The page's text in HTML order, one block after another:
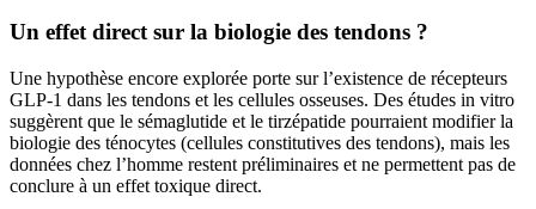
Un effet direct sur la biologie des tendons ?
Une hypothèse encore explorée porte sur l’existence de récepteurs
GLP-1 dans les tendons et les cellules osseuses. Des études in vitro
suggèrent que le sémaglutide et le tirzépatide pourraient modifier la
biologie des ténocytes (cellules constitutives des tendons), mais les
données chez l’homme restent préliminaires et ne permettent pas de
conclure à un effet toxique direct.